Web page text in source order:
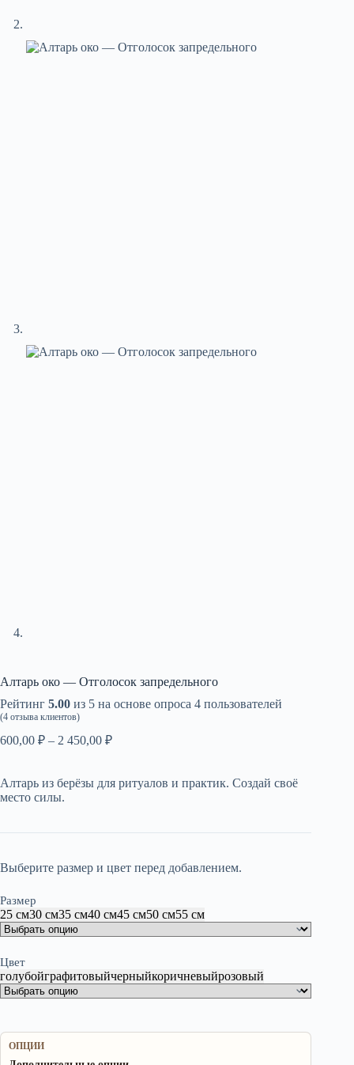
Алтарь око — Отголосок запредельного
Рейтинг 5.00 из 5 на основе опроса 4 пользователей
(4 отзыва клиентов)
600,00 ₽ – 2 450,00 ₽Диапазон
–
Алтарь из берёзы для ритуалов и практик. Создай своё
место силы.
Выберите размер и цвет перед добавлением.
Размер
25 см30 см35 см40 см45 см50 см55 см
Цвет
голубойграфитовыйчерныйкоричневыйрозовый
ОПЦИИ